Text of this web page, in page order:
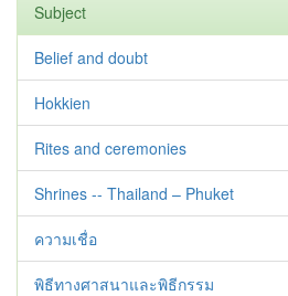
Subject
Belief and doubt
Hokkien
Rites and ceremonies
Shrines -- Thailand – Phuket
ความเชื่อ
พิธีทางศาสนาและพิธีกรรม